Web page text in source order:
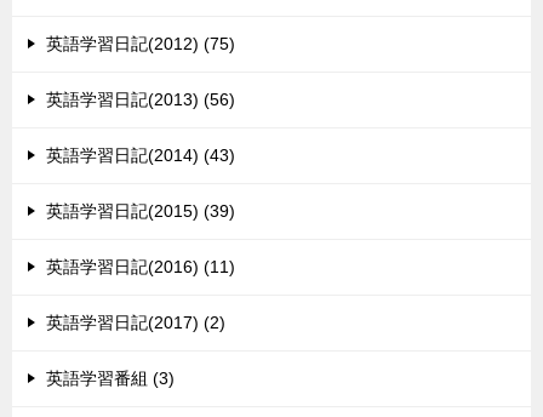
英語学習日記(2012) (75)
英語学習日記(2013) (56)
英語学習日記(2014) (43)
英語学習日記(2015) (39)
英語学習日記(2016) (11)
英語学習日記(2017) (2)
英語学習番組 (3)